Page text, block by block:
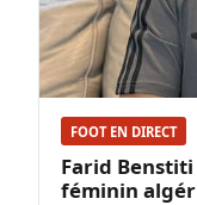
FOOT EN DIRECT
Farid
féminin